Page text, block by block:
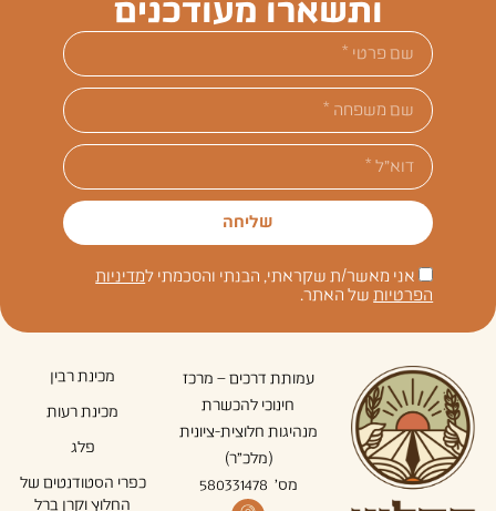
ותשארו מעודכנים
אני מאשר/ת שקראתי, הבנתי והסכמתי למדיניות
הפרטיותשל האתר.
שליחה
עמותת דרכים – מרכז
חינוכי להכשרת
מנהיגות חלוצית-ציונית
(מלכ"ר)
מס' 580331478
מכינת רבין
מכינת רעות
פלג
כפרי הסטודנטים של
החלוץ וקרן ברל